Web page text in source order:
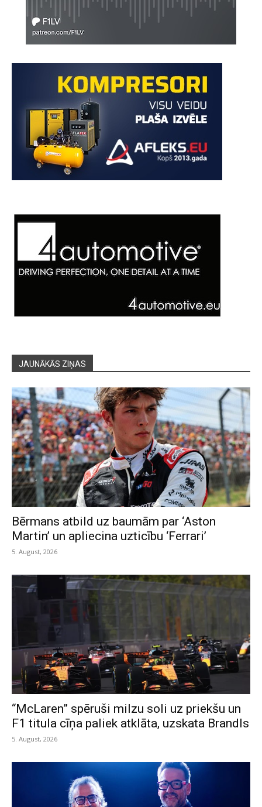
JAUNĀKĀS ZIŅAS
Bērmans atbild uz baumām par ‘Aston
Martin’ un apliecina uzticību ‘Ferrari’
5. August, 2026
“McLaren” spēruši milzu soli uz priekšu un
F1 titula cīņa paliek atklāta, uzskata Brandls
5. August, 2026